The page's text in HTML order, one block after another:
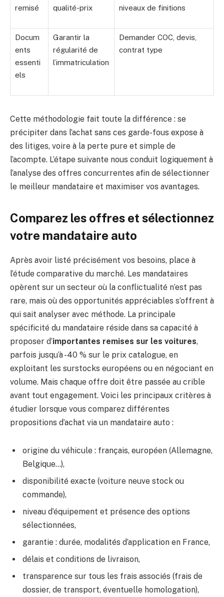
remisé
qualité-prix
niveaux de finitions
Docum
ents
essenti
els
Garantir la
régularité de
l’immatriculation
Demander COC, devis,
contrat type
Cette méthodologie fait toute la différence : se
précipiter dans l’achat sans ces garde-fous expose à
des litiges, voire à la perte pure et simple de
l’acompte. L’étape suivante nous conduit logiquement à
l’analyse des offres concurrentes afin de sélectionner
le meilleur mandataire et maximiser vos avantages.
Comparez les offres et sélectionnez
votre mandataire auto
Après avoir listé précisément vos besoins, place à
l’étude comparative du marché. Les mandataires
opèrent sur un secteur où la conflictualité n’est pas
rare, mais où des opportunités appréciables s’offrent à
qui sait analyser avec méthode. La principale
spécificité du mandataire réside dans sa capacité à
proposer d’importantes remises sur les voitures,
parfois jusqu’à -40 % sur le prix catalogue, en
exploitant les surstocks européens ou en négociant en
volume. Mais chaque offre doit être passée au crible
avant tout engagement. Voici les principaux critères à
étudier lorsque vous comparez différentes
propositions d’achat via un mandataire auto :
origine du véhicule : français, européen (Allemagne,
Belgique…),
disponibilité exacte (voiture neuve stock ou
commande),
niveau d’équipement et présence des options
sélectionnées,
garantie : durée, modalités d’application en France,
délais et conditions de livraison,
transparence sur tous les frais associés (frais de
dossier, de transport, éventuelle homologation),